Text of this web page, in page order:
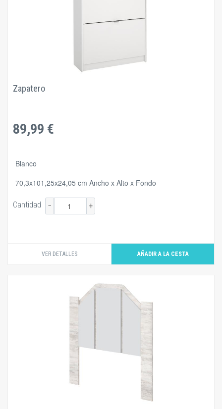
Zapatero
89,99 €
Blanco
70,3x101,25x24,05 cm Ancho x Alto x Fondo
Cantidad − +
VER DETALLES